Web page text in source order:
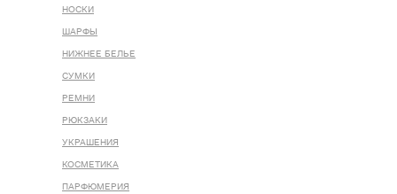
НОСКИ
ШАРФЫ
НИЖНЕЕ БЕЛЬЕ
СУМКИ
РЕМНИ
РЮКЗАКИ
УКРАШЕНИЯ
КОСМЕТИКА
ПАРФЮМЕРИЯ